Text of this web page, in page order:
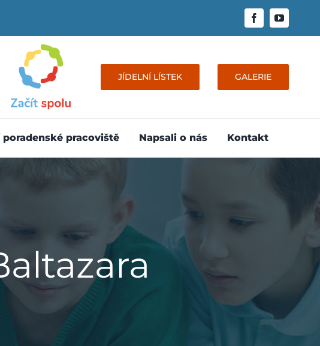
JÍDELNÍ LÍSTEK GALERIE
poradenské pracoviště Napsali o nás Kontakt